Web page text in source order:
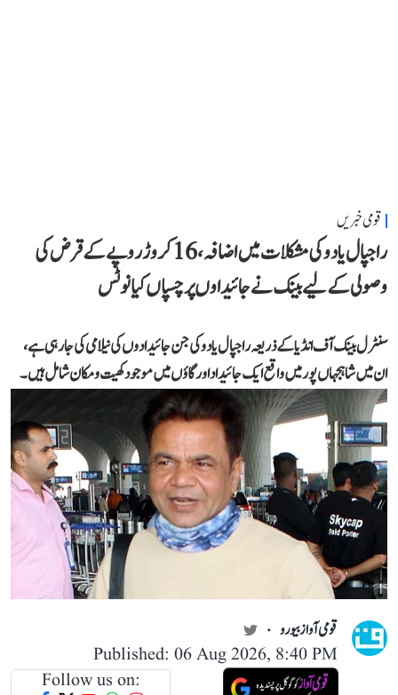
قومی خبریں
راجپال یادو کی مشکلات میں اضافہ، 16 کروڑ روپے کے قرض کی
وصولی کے لیے بینک نے جائیداوں پر چسپاں کیا نوٹس
سنٹرل بینک آف انڈیا کے ذریعہ راجپال یادو کی جن جائیدادوں کی نیلامی کی جا رہی ہے،
ان میں شاہجہاں پور میں واقع ایک جائیداد اور گاؤں میں موجود کھیت و مکان شامل ہیں۔
قومی آواز بیورو
Published: 06 Aug 2026, 8:40 PM
Follow us on: